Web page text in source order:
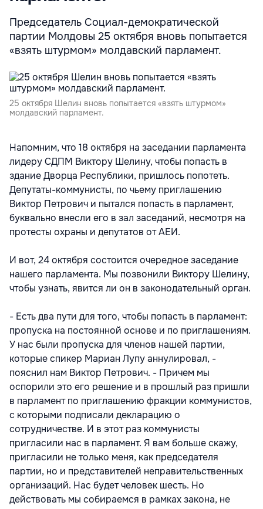
Председатель Социал-демократической
партии Молдовы 25 октября вновь попытается
«взять штурмом» молдавский парламент.
25 октября Шелин вновь попытается «взять штурмом»
молдавский парламент.
Напомним, что 18 октября на заседании парламента
лидеру СДПМ Виктору Шелину, чтобы попасть в
здание Дворца Республики, пришлось попотеть.
Депутаты-коммунисты, по чьему приглашению
Виктор Петрович и пытался попасть в парламент,
буквально внесли его в зал заседаний, несмотря на
протесты охраны и депутатов от АЕИ.
И вот, 24 октября состоится очередное заседание
нашего парламента. Мы позвонили Виктору Шелину,
чтобы узнать, явится ли он в законодательный орган.
- Есть два пути для того, чтобы попасть в парламент:
пропуска на постоянной основе и по приглашениям.
У нас были пропуска для членов нашей партии,
которые спикер Мариан Лупу аннулировал, -
пояснил нам Виктор Петрович. - Причем мы
оспорили это его решение и в прошлый раз пришли
в парламент по приглашению фракции коммунистов,
с которыми подписали декларацию о
сотрудничестве. И в этот раз коммунисты
пригласили нас в парламент. Я вам больше скажу,
пригласили не только меня, как председателя
партии, но и представителей неправительственных
организаций. Нас будет человек шесть. Но
действовать мы собираемся в рамках закона, не